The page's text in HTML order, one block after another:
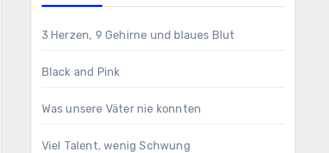
3 Herzen, 9 Gehirne und blaues Blut
Black and Pink
Was unsere Väter nie konnten
Viel Talent, wenig Schwung